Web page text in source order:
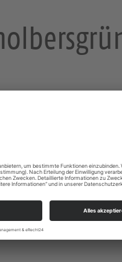
Kleinolbersgrün